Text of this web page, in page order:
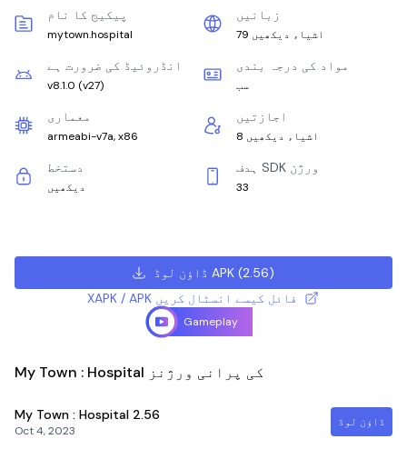
پیکیج کا نام
mytown.hospital
زبانیں
79 اشیاء دیکھیں
انڈروئیڈ کی ضرورت ہے
v8.1.0 (v27)
مواد کی درجہ بندی
سب
معماری
armeabi-v7a, x86
اجازتیں
8 اشیاء دیکھیں
دستخط
دیکھیں
ہدف SDK ورژن
33
ڈاؤن لوڈ APK (2.56)
XAPK / APK فائل کیسے انسٹال کریں
Gameplay
My Town : Hospital کی پرانی ورژنز
My Town : Hospital 2.56
Oct 4, 2023
ڈاؤن لوڈ